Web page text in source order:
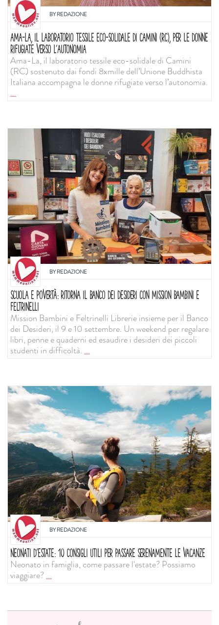
BYREDAZIONE
AMA-LA, IL LABORATORIO TESSILE ECO-SOLIDALE DI CAMINI (RC), PER LE DONNE
RIFUGIATE VERSO L’AUTONOMIA
Ama-La, il laboratorio tessile eco-solidale di Camini
(RC) sostenuto dai fondi 8xmille dell’Unione Buddhista
Italiana accompagna le donne rifugiate verso l’autonomia.
...
BYREDAZIONE
SCUOLA E POVERTÀ: RITORNA IL BANCO DEI DESIDERI CON MISSION BAMBINI E
FELTRINELLI
Mission Bambini e Feltrinelli Librerie insieme per il Banco
dei Desideri, il 9 e 10 settembre. Un weekend per regalare
libri, penne e quaderni ed esaudire i desideri dei piccoli
studenti in difficoltà....
BYREDAZIONE
NEONATI D'ESTATE: 10 CONSIGLI UTILI PER PASSARE SERENAMENTE LE VACANZE
Neonato in famiglia, come passare l'estate? Possiamo
viaggiare?...